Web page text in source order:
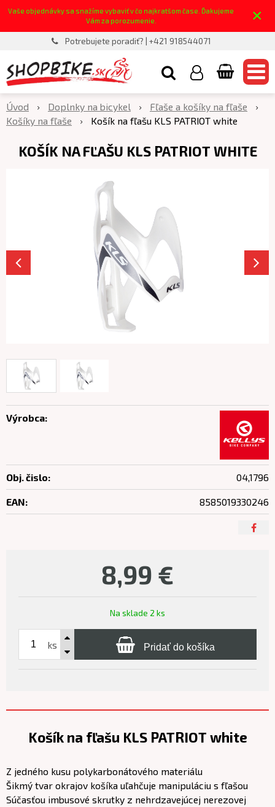
Vaše objednávky sa snažíme vybaviť v čo najkratšom čase. Ďakujeme
Vám za porozumenie.
×
Potrebujete poradiť? | +421 918544071
Úvod Doplnky na bicykel
Fľaše a košíky na fľaše
Košíky na fľaše
Košík na fľašu KLS PATRIOT white
KOŠÍK NA FĽAŠU KLS PATRIOT WHITE
8,99 €
Na sklade 2 ks
ks Pridať do košíka
Výrobca:
Obj. čislo: 04,1796
EAN: 8585019330246
Košík na fľašu KLS PATRIOT white
Z jedného kusu polykarbonátového materiálu
Šikmý tvar okrajov košíka uľahčuje manipuláciu s fľašou
Súčasťou imbusové skrutky z nehrdzavejúcej nerezovej